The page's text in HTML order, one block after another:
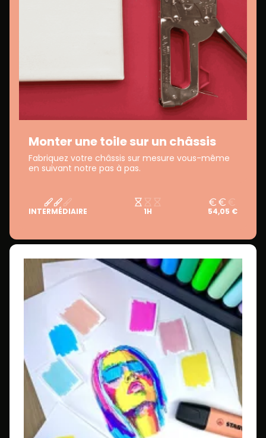
Monter une toile sur un châssis
Fabriquez votre châssis sur mesure vous-même
en suivant notre pas à pas.
INTERMÉDIAIRE 1H 54,05 €